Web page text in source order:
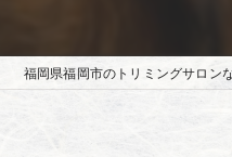
福岡県福岡市のトリミングサロン